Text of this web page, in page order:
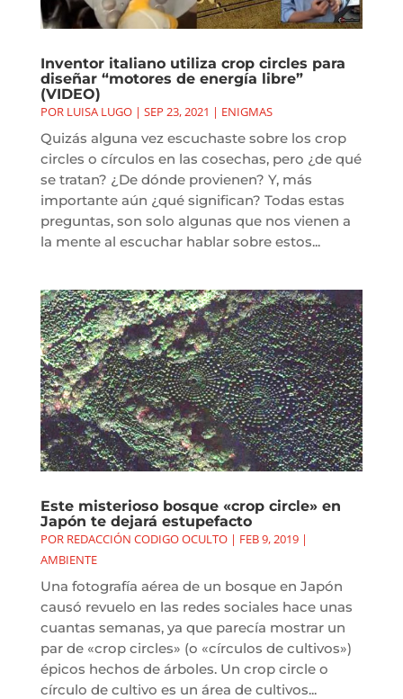
Inventor italiano utiliza crop circles para
diseñar “motores de energía libre”
(VIDEO)
POR LUISA LUGO| SEP 23, 2021 | ENIGMAS
Quizás alguna vez escuchaste sobre los crop
circles o círculos en las cosechas, pero ¿de qué
se tratan? ¿De dónde provienen? Y, más
importante aún ¿qué significan? Todas estas
preguntas, son solo algunas que nos vienen a
la mente al escuchar hablar sobre estos...
Este misterioso bosque «crop circle» en
Japón te dejará estupefacto
POR REDACCIÓN CODIGO OCULTO| FEB 9, 2019|
AMBIENTE
Una fotografía aérea de un bosque en Japón
causó revuelo en las redes sociales hace unas
cuantas semanas, ya que parecía mostrar un
par de «crop circles» (o «círculos de cultivos»)
épicos hechos de árboles. Un crop circle o
círculo de cultivo es un área de cultivos...